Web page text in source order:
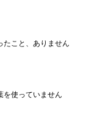
たこと、ありません
を使っていません